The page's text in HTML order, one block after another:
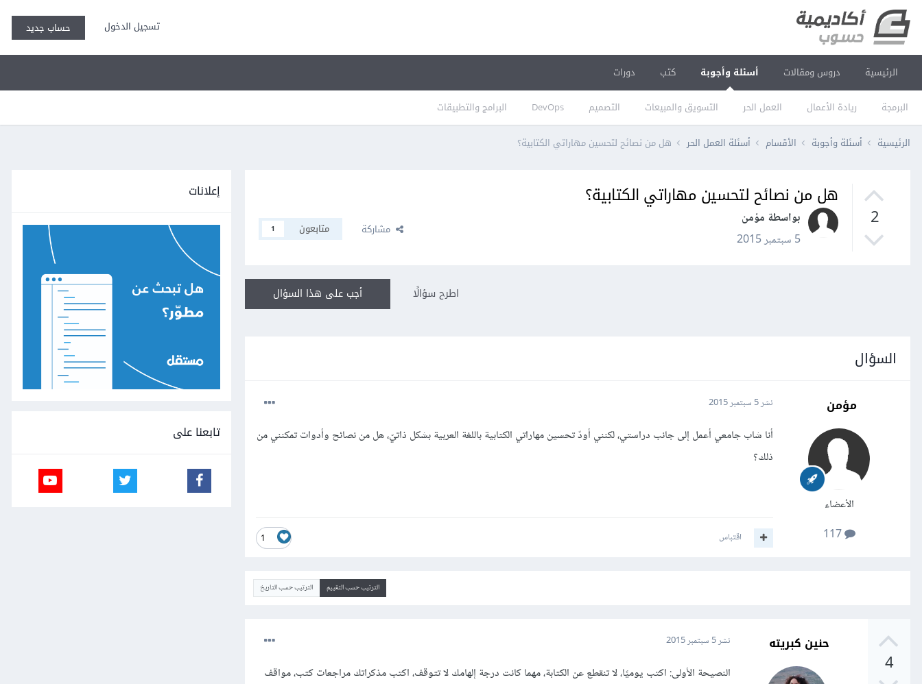
تسجيل الدخول حساب جديد
الرئيسية دروس ومقالات أسئلة وأجوبة
البرمجة ريادة الأعمال العمل الحر التسويق والمبيعات التصميم DevOps البرامج والتطبيقات
كتب دورات
الرئيسية أسئلة وأجوبة الأقسام أسئلة العمل الحر هل من نصائح لتحسين مهاراتي الكتابية؟
2
هل من نصائح لتحسين مهاراتي الكتابية؟
بواسطة مؤمن
5 سبتمبر 2015
مشاركة متابعون 1
أجب على هذا السؤال اطرح سؤالًا
السؤال
مؤمن
الأعضاء
117
نشر5 سبتمبر 2015
أنا شاب جامعي أعمل إلى جانب دراستي، لكنني أودّ تحسين مهاراتي الكتابية باللغة العربية بشكل ذاتيّ، هل من نصائح وأدوات تمكنني من
ذلك؟
1 اقتباس
الترتيب حسب التقييم الترتيب حسب التاريخ
4
حنين كبريته نشر5 سبتمبر 2015
النصيحة الأولى: اكتب يوميًا، لا تنقطع عن الكتابة، مهما كانت درجة إلهامك لا تتوقف، اكتب مذكراتك مراجعات كتب، مواقف
إعلانات
تابعنا على